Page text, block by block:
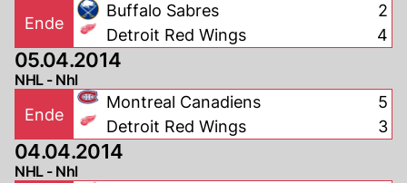
Ende
Buffalo Sabres
Detroit Red Wings
2
4
05.04.2014
NHL - Nhl
Ende
Montreal Canadiens
Detroit Red Wings
5
3
04.04.2014
NHL - Nhl